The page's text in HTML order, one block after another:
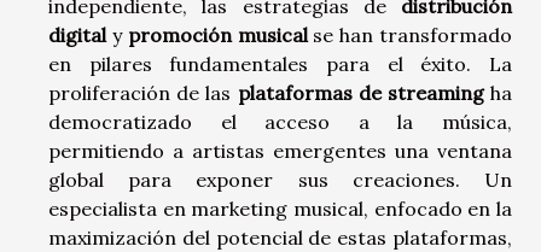
independiente, las estrategias de distribución
digitaly promoción musicalse han transformado
en pilares fundamentales para el éxito. La
proliferación de las plataformas de streamingha
democratizado el acceso a la música,
permitiendo a artistas emergentes una ventana
global para exponer sus creaciones. Un
especialista en marketing musical, enfocado en la
maximización del potencial de estas plataformas,